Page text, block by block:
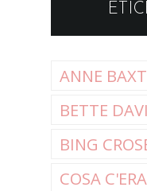
ANNE
BETTE
BING
COSA